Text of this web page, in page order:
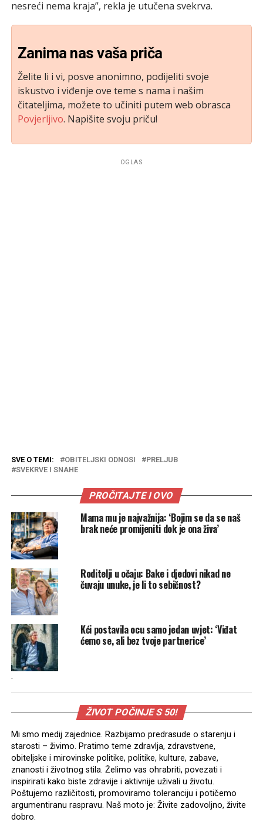
nesreći nema kraja”, rekla je utučena svekrva.
Zanima nas vaša priča
Želite li i vi, posve anonimno, podijeliti svoje
iskustvo i viđenje ove teme s nama i našim
čitateljima, možete to učiniti putem web obrasca
Povjerljivo. Napišite svoju priču!
OGLAS
SVE O TEMI: OBITELJSKI ODNOSI
PRELJUB
SVEKRVE I SNAHE
PROČITAJTE I OVO
Mama mu je najvažnija: ‘Bojim se da se naš
brak neće promijeniti dok je ona živa’
Roditelji u očaju: Bake i djedovi nikad ne
čuvaju unuke, je li to sebičnost?
Kći postavila ocu samo jedan uvjet: ‘Viđat
ćemo se, ali bez tvoje partnerice’
.
ŽIVOT POČINJE S 50!
Mi smo medij zajednice. Razbijamo predrasude o starenju i
starosti – živimo. Pratimo teme zdravlja, zdravstvene,
obiteljske i mirovinske politike, politike, kulture, zabave,
znanosti i životnog stila. Želimo vas ohrabriti, povezati i
inspirirati kako biste zdravije i aktivnije uživali u životu.
Poštujemo različitosti, promoviramo toleranciju i potičemo
argumentiranu raspravu. Naš moto je: Živite zadovoljno, živite
dobro.